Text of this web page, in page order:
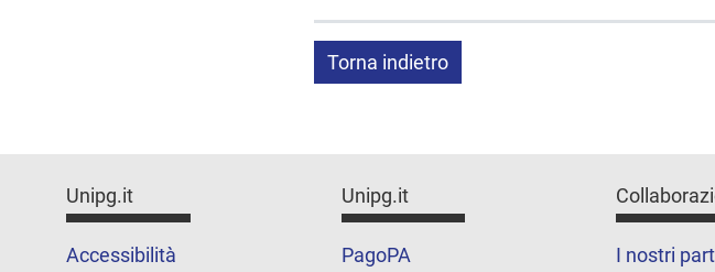
Torna indietro
Unipg.it
Accessibilità
Unipg.it
PagoPA
I nostri